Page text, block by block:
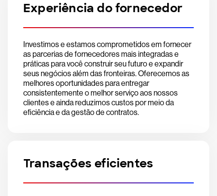
Experiência do fornecedor
Investimos e estamos comprometidos em fornecer
as parcerias de fornecedores mais integradas e
práticas para você construir seu futuro e expandir
seus negócios além das fronteiras. Oferecemos as
melhores oportunidades para entregar
consistentemente o melhor serviço aos nossos
clientes e ainda reduzimos custos por meio da
eficiência e da gestão de contratos.
Transações eficientes